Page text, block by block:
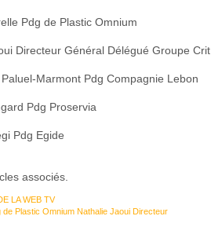
Pdg de Plastic Omnium
Directeur Général Délégué Groupe Crit
Marmont Pdg Compagnie Lebon
Pdg Proservia
Pdg Egide
associés.
LA WEB TV
de Plastic Omnium Nathalie Jaoui Directeur